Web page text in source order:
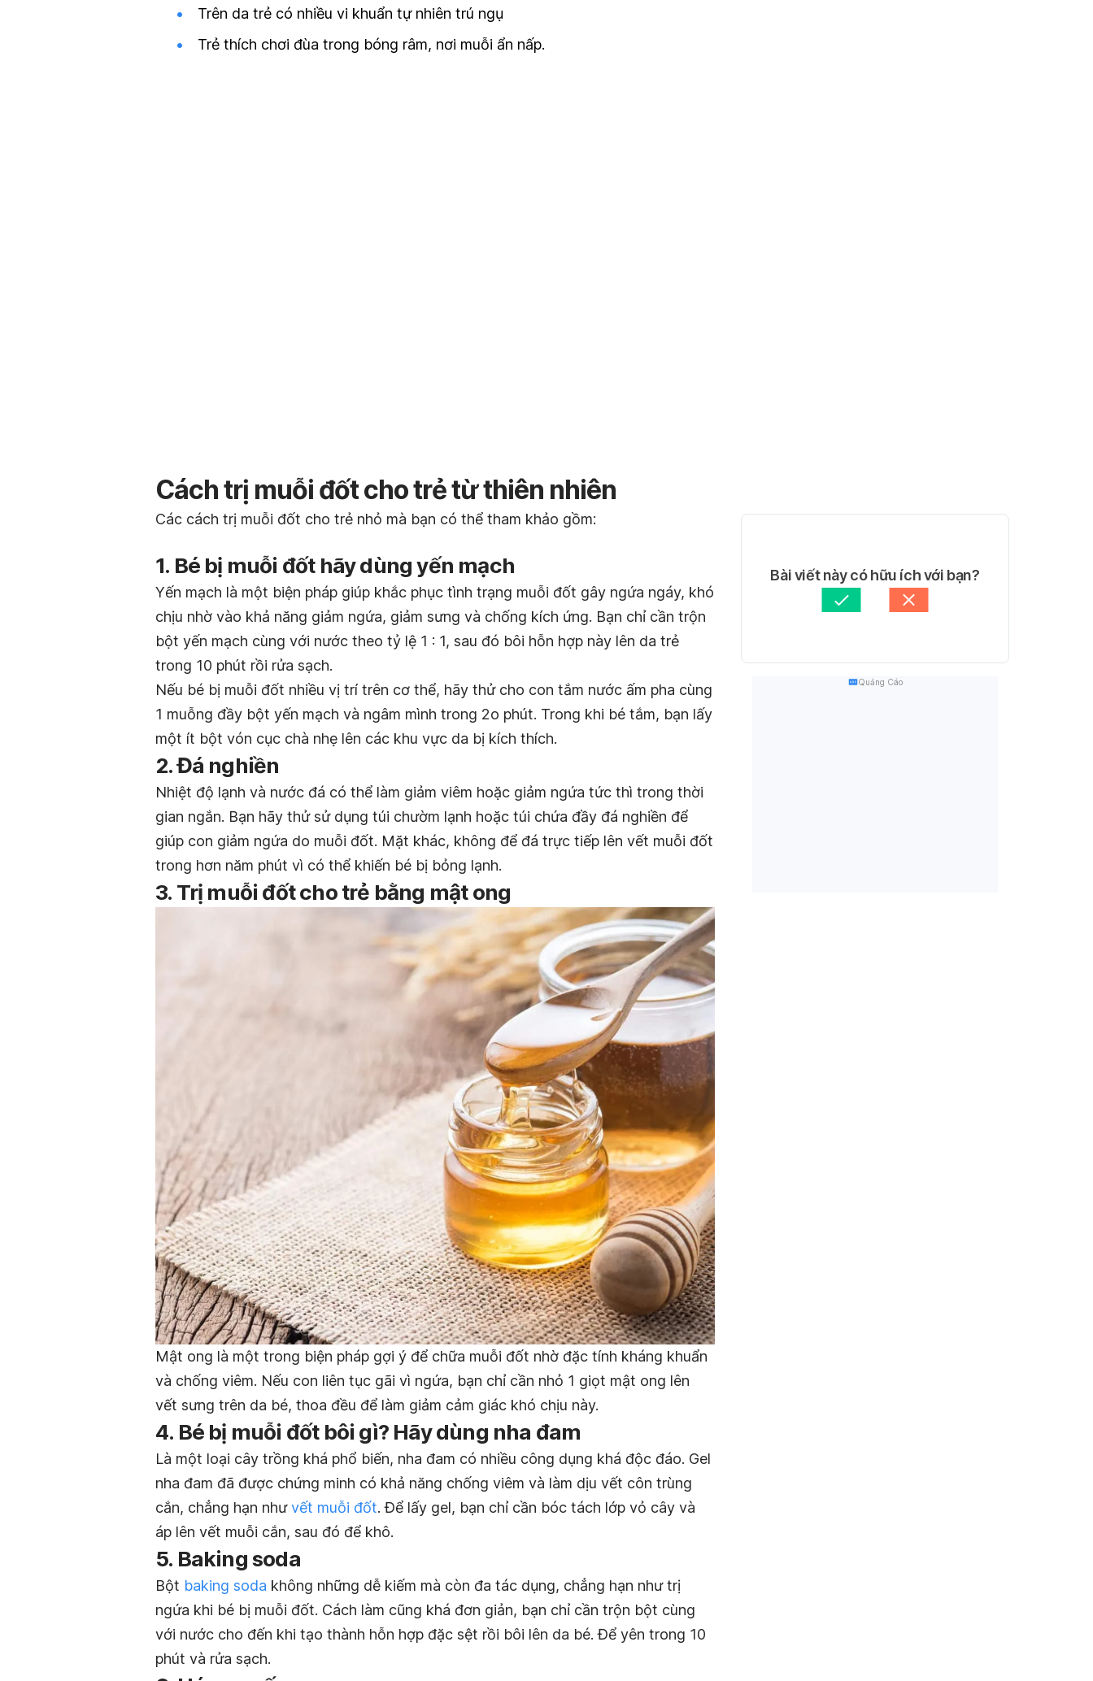
Trên da trẻ có nhiều vi khuẩn tự nhiên trú ngụ
Trẻ thích chơi đùa trong bóng râm, nơi muỗi ẩn nấp.
Cách trị muỗi đốt cho trẻ từ thiên nhiên
Các cách trị muỗi đốt cho trẻ nhỏ mà bạn có thể tham khảo gồm:
1. Bé bị muỗi đốt hãy dùng yến mạch
Yến mạch là một biện pháp giúp khắc phục tình trạng muỗi đốt gây ngứa ngáy, khó
chịu nhờ vào khả năng giảm ngứa, giảm sưng và chống kích ứng. Bạn chỉ cần trộn
bột yến mạch cùng với nước theo tỷ lệ 1 : 1, sau đó bôi hỗn hợp này lên da trẻ
trong 10 phút rồi rửa sạch.
Nếu bé bị muỗi đốt nhiều vị trí trên cơ thể, hãy thử cho con tắm nước ấm pha cùng
1 muỗng đầy bột yến mạch và ngâm mình trong 2o phút. Trong khi bé tắm, bạn lấy
một ít bột vón cục chà nhẹ lên các khu vực da bị kích thích.
2. Đá nghiền
Nhiệt độ lạnh và nước đá có thể làm giảm viêm hoặc giảm ngứa tức thì trong thời
gian ngắn. Bạn hãy thử sử dụng túi chườm lạnh hoặc túi chứa đầy đá nghiền để
giúp con giảm ngứa do muỗi đốt. Mặt khác, không để đá trực tiếp lên vết muỗi đốt
trong hơn năm phút vì có thể khiến bé bị bỏng lạnh.
3. Trị muỗi đốt cho trẻ bằng mật ong
Mật ong là một trong biện pháp gợi ý để chữa muỗi đốt nhờ đặc tính kháng khuẩn
và chống viêm. Nếu con liên tục gãi vì ngứa, bạn chỉ cần nhỏ 1 giọt mật ong lên
vết sưng trên da bé, thoa đều để làm giảm cảm giác khó chịu này.
4. Bé bị muỗi đốt bôi gì? Hãy dùng nha đam
Là một loại cây trồng khá phổ biến, nha đam có nhiều công dụng khá độc đáo. Gel
nha đam đã được chứng minh có khả năng chống viêm và làm dịu vết côn trùng
cắn, chẳng hạn nhưvết muỗi đốt. Để lấy gel, bạn chỉ cần bóc tách lớp vỏ cây và
áp lên vết muỗi cắn, sau đó để khô.
5. Baking soda
Bột baking soda không những dễ kiếm mà còn đa tác dụng, chẳng hạn như trị
ngứa khi bé bị muỗi đốt. Cách làm cũng khá đơn giản, bạn chỉ cần trộn bột cùng
với nước cho đến khi tạo thành hỗn hợp đặc sệt rồi bôi lên da bé. Để yên trong 10
phút và rửa sạch.
Bài viết này có hữu ích với bạn?
Quảng Cáo